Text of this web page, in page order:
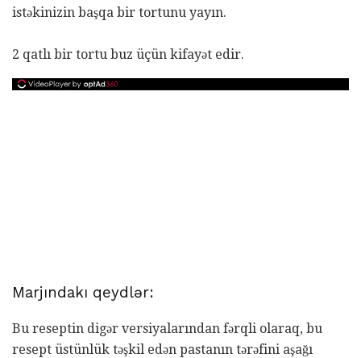
istəkinizin başqa bir tortunu yayın.
2 qatlı bir tortu buz üçün kifayət edir.
Marjındakı qeydlər:
Bu reseptin digər versiyalarından fərqli olaraq, bu
resept üstünlük təşkil edən pastanın tərəfini aşağı